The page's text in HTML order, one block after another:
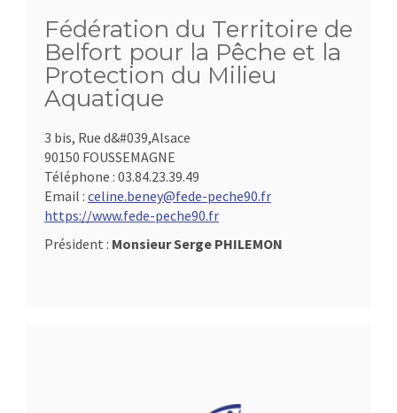
Fédération du Territoire de
Belfort pour la Pêche et la
Protection du Milieu
Aquatique
3 bis, Rue d&#039,Alsace
90150 FOUSSEMAGNE
Téléphone : 03.84.23.39.49
Email : celine.beney@fede-peche90.fr
https://www.fede-peche90.fr
Président : Monsieur Serge PHILEMON